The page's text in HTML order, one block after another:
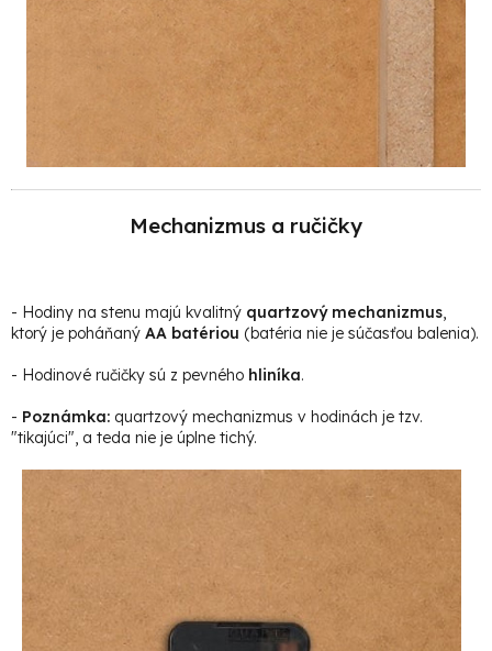
Mechanizmus a ručičky
- Hodiny na stenu majú kvalitný quartzový mechanizmus,
ktorý je poháňaný AA batériou (batéria nie je súčasťou balenia).
- Hodinové ručičky sú z pevného hliníka.
- Poznámka: quartzový mechanizmus v hodinách je tzv.
"tikajúci", a teda nie je úplne tichý.